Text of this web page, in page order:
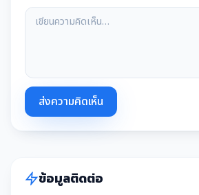
ส่งความคิดเห็น
ข้อมูลติดต่อ